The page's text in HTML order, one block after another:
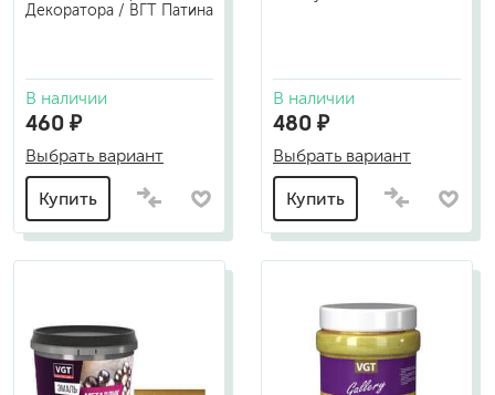
Декоратора / ВГТ Патина
В наличии
460 ₽
Выбрать вариант
Купить
В наличии
480 ₽
Выбрать вариант
Купить